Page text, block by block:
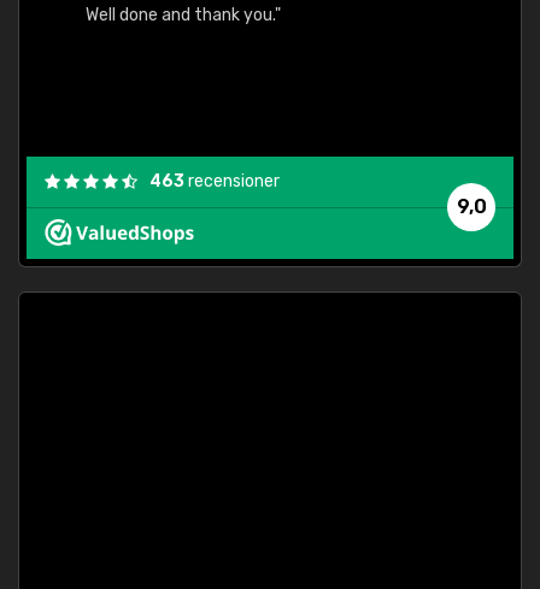
Well done and thank you."
9,0
463recensioner